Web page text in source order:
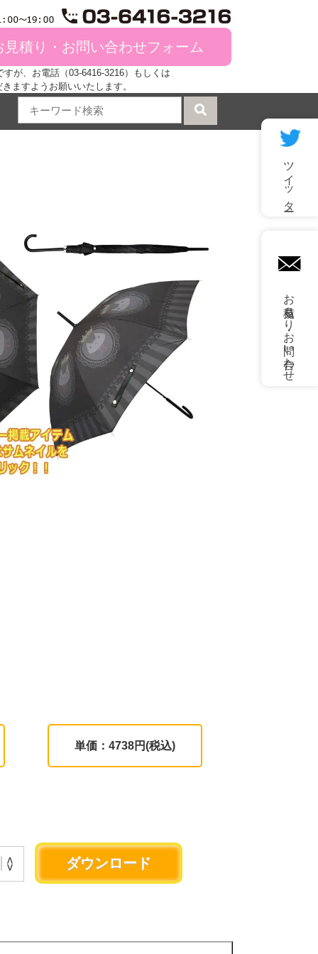
見積り・お問い合わせフォーム
が、お電話（03-6416-3216）もしくは
ますようお願いいたします。
単価：4738円(税込)
ツイッター
mail
お見積もり・お問い合わせ